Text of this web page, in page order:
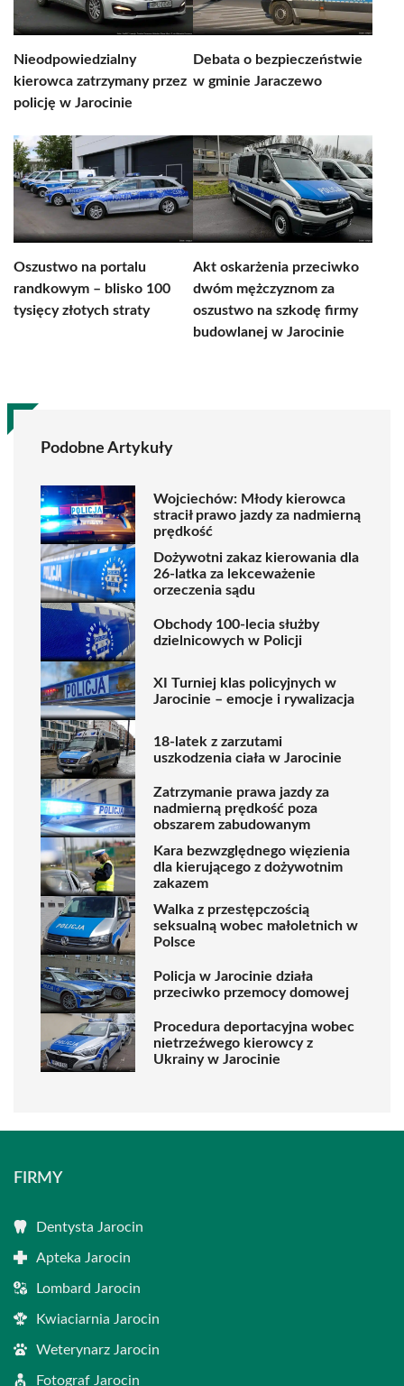
Nieodpowiedzialny
kierowca zatrzymany przez
policję w Jarocinie
Debata o bezpieczeństwie
w gminie Jaraczewo
Oszustwo na portalu
randkowym – blisko 100
tysięcy złotych straty
Akt oskarżenia przeciwko
dwóm mężczyznom za
oszustwo na szkodę firmy
budowlanej w Jarocinie
Podobne Artykuły
Wojciechów: Młody kierowca
stracił prawo jazdy za nadmierną
prędkość
Dożywotni zakaz kierowania dla
26-latka za lekceważenie
orzeczenia sądu
Obchody 100-lecia służby
dzielnicowych w Policji
XI Turniej klas policyjnych w
Jarocinie – emocje i rywalizacja
18-latek z zarzutami
uszkodzenia ciała w Jarocinie
Zatrzymanie prawa jazdy za
nadmierną prędkość poza
obszarem zabudowanym
Kara bezwzględnego więzienia
dla kierującego z dożywotnim
zakazem
Walka z przestępczością
seksualną wobec małoletnich w
Polsce
Policja w Jarocinie działa
przeciwko przemocy domowej
Procedura deportacyjna wobec
nietrzeźwego kierowcy z
Ukrainy w Jarocinie
FIRMY
Dentysta Jarocin
Apteka Jarocin
Lombard Jarocin
Kwiaciarnia Jarocin
Weterynarz Jarocin
Fotograf Jarocin